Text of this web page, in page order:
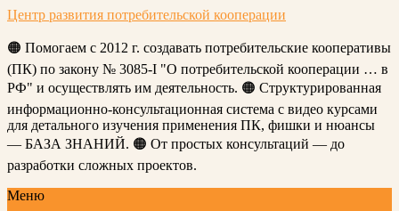
Центр развития потребительской кооперации
🟠 Помогаем с 2012 г. создавать потребительские кооперативы
(ПК) по закону № 3085-I "О потребительской кооперации … в
РФ" и осуществлять им деятельность. 🟠 Структурированная
информационно-консультационная система с видео курсами
для детального изучения применения ПК, фишки и нюансы
— БАЗА ЗНАНИЙ. 🟠 От простых консультаций — до
разработки сложных проектов.
Меню